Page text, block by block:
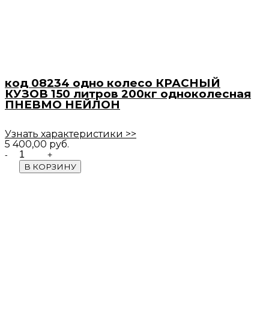
код 08234 одно колесо КРАСНЫЙ
КУЗОВ 150 литров 200кг одноколесная
ПНЕВМО НЕЙЛОН
Узнать характеристики >>
5 400,00 руб.
Quantity
В КОРЗИНУ